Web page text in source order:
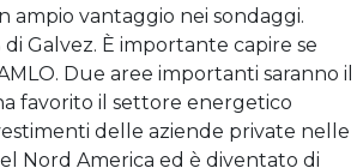
ampio vantaggio nei sondaggi.
Galvez. È importante capire se
Due aree importanti saranno il
favorito il settore energetico
delle aziende private nelle
Nord America ed è diventato di